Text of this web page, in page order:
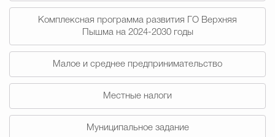
Счётная палата Городского
Комплексная программа развития ГО Верхняя
Пышма на 2024-2030 годы
Малое и среднее предпринимательство
Местные налоги
Муниципальное задание